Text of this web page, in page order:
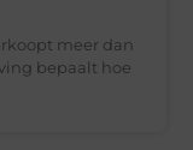
meer dan
bepaalt hoe